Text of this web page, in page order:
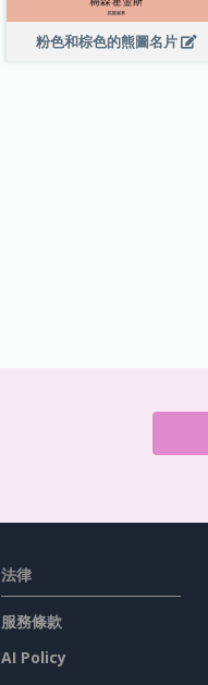
粉色和棕色的熊圖名片
法律
服務條款
AI Policy